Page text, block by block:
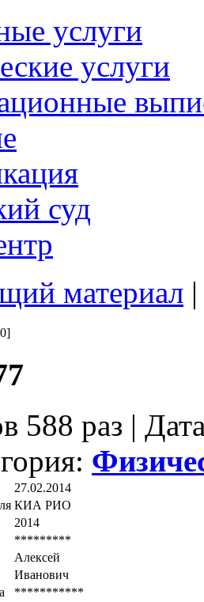
услуги
услуги
суд
материал
588 раз |
27.02.2014
КИА РИО
2014
*********
Алексей
Иванович
***********